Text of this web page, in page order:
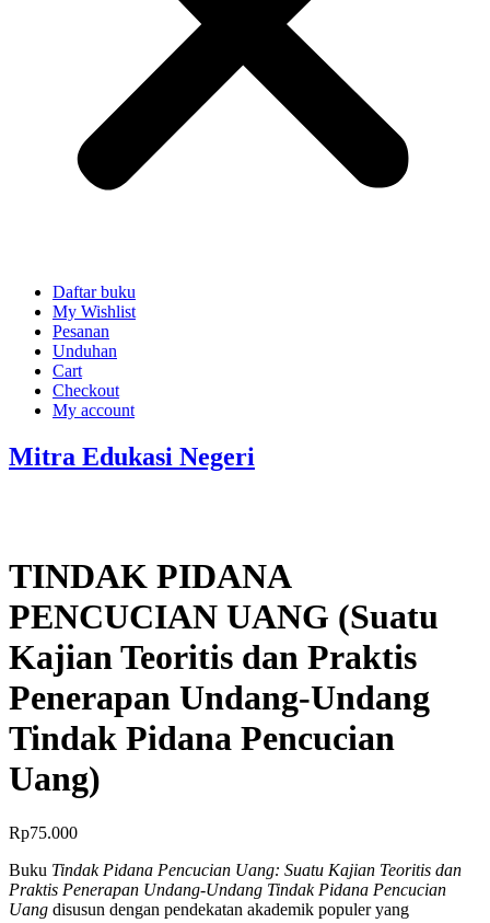
Daftar buku
My Wishlist
Pesanan
Unduhan
Cart
Checkout
My account
Mitra Edukasi Negeri
TINDAK PIDANA
PENCUCIAN UANG (Suatu
Kajian Teoritis dan Praktis
Penerapan Undang-Undang
Tindak Pidana Pencucian
Uang)
Rp75.000
Buku Tindak Pidana Pencucian Uang: Suatu Kajian Teoritis dan
Praktis Penerapan Undang-Undang Tindak Pidana Pencucian
Uang disusun dengan pendekatan akademik populer yang